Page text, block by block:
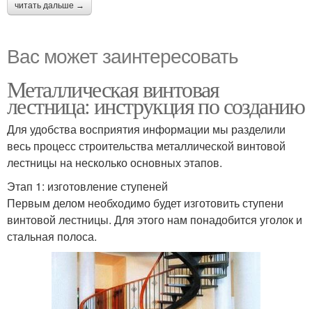
читать дальше →
Вас может заинтересовать
Металлическая винтовая
лестница: инструкция по созданию
Для удобства восприятия информации мы разделили
весь процесс строительства металлической винтовой
лестницы на несколько основных этапов.
Этап 1: изготовление ступеней
Первым делом необходимо будет изготовить ступени
винтовой лестницы. Для этого нам понадобится уголок и
стальная полоса.